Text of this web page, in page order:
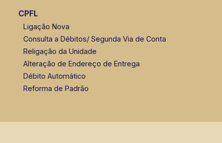
CPFL
Ligação Nova
Consulta a Débitos/ Segunda Via de Conta
Religação da Unidade
Alteração de Endereço de Entrega
Débito Automático
Reforma de Padrão